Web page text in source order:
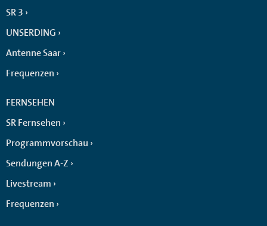
SR 3
UNSERDING
Antenne Saar
Frequenzen
FERNSEHEN
SR Fernsehen
Programmvorschau
Sendungen A-Z
Livestream
Frequenzen